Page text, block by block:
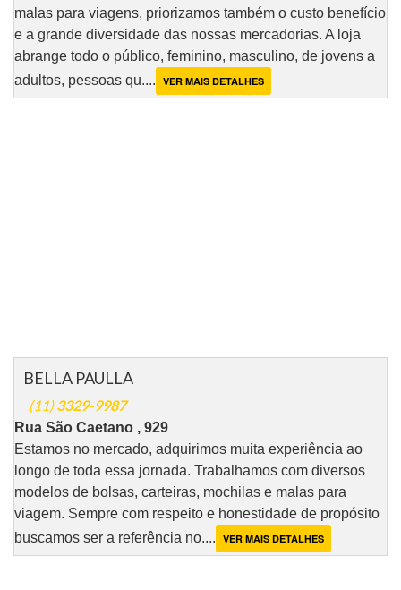
malas para viagens, priorizamos também o custo benefício
e a grande diversidade das nossas mercadorias. A loja
abrange todo o público, feminino, masculino, de jovens a
adultos, pessoas qu.... VER MAIS DETALHES
BELLA PAULLA
(11)3329-9987
Rua São Caetano , 929
Estamos no mercado, adquirimos muita experiência ao
longo de toda essa jornada. Trabalhamos com diversos
modelos de bolsas, carteiras, mochilas e malas para
viagem. Sempre com respeito e honestidade de propósito
buscamos ser a referência no.... VER MAIS DETALHES